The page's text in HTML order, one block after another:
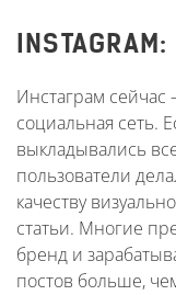
Инстаграм
социальная сеть.
выкладывались
пользователи
качеству
статьи. Многие
бренд и
постов больше,